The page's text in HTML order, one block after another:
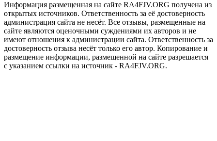
Информация размещенная на сайте RA4FJV.ORG получена из
открытых источников. Ответственность за её достоверность
администрация сайта не несёт. Все отзывы, размещенные на
сайте являются оценочными суждениями их авторов и не
имеют отношения к администрации сайта. Ответственность за
достоверность отзыва несёт только его автор. Копирование и
размещение информации, размещенной на сайте разрешается
с указанием ссылки на источник - RA4FJV.ORG.